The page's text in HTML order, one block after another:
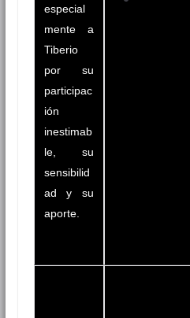
especial
mente a
Tiberio
por su
participac
ión
inestimab
le, su
sensibilid
ad y su
aporte.